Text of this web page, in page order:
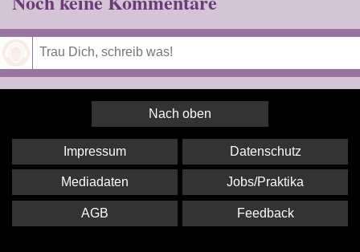
Nach oben
Impressum Datenschutz
Mediadaten Jobs/Praktika
AGB Feedback